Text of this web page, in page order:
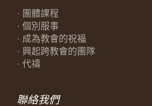
· 團體課程
· 個別服事
· 成為教會的祝福
· 興起跨教會的團隊
· 代禱
聯絡我們